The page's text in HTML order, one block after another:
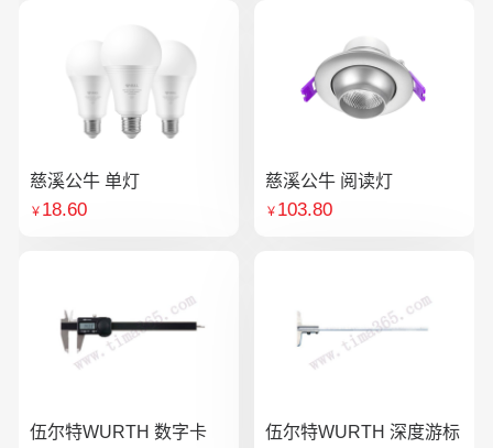
慈溪公牛 单灯
￥ 18.60
慈溪公牛 阅读灯
￥ 103.80
伍尔特WURTH 数字卡
伍尔特WURTH 深度游标